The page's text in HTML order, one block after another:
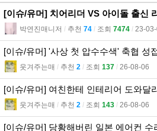
[이슈/유머] 치어리더 VS 아이돌 출신
박연진매니저 l 추천 74 l 조회 7474 l 23-
[이슈/유머] '사상 첫 압수수색' 축협 성
웃겨주는매 l 추천 2 l 조회 137 l 26-08-06
[이슈/유머] 여친한테 인테리어 도와달
웃겨주는매 l 추천 2 l 조회 143 l 26-08-06
[이슈/유머] 당황해버린 일본 에어컨 수